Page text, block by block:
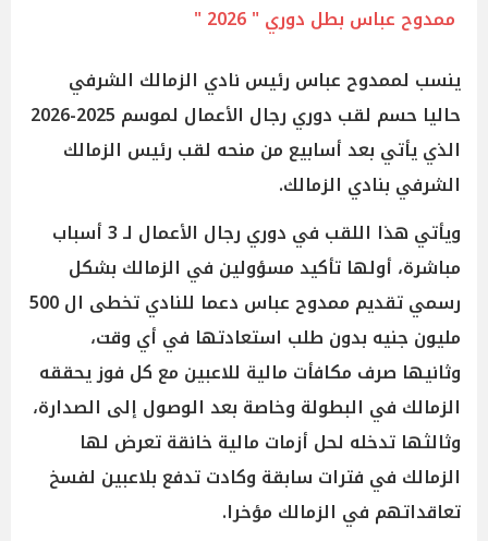
ممدوح عباس بطل دوري " 2026 "
ينسب لممدوح عباس رئيس نادي الزمالك الشرفي
حاليا حسم لقب دوري رجال الأعمال لموسم 2025-2026
الذي يأتي بعد أسابيع من منحه لقب رئيس الزمالك
الشرفي بنادي الزمالك.
ويأتي هذا اللقب في دوري رجال الأعمال لـ 3 أسباب
مباشرة، أولها تأكيد مسؤولين في الزمالك بشكل
رسمي تقديم ممدوح عباس دعما للنادي تخطى ال 500
مليون جنيه بدون طلب استعادتها في أي وقت،
وثانيها صرف مكافأت مالية للاعبين مع كل فوز يحققه
الزمالك في البطولة وخاصة بعد الوصول إلى الصدارة،
وثالثها تدخله لحل أزمات مالية خانقة تعرض لها
الزمالك في فترات سابقة وكادت تدفع بلاعبين لفسخ
تعاقداتهم في الزمالك مؤخرا.